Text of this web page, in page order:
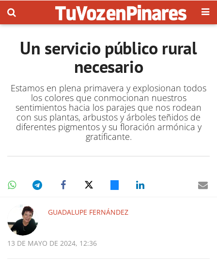
Un servicio público rural
necesario
Estamos en plena primavera y explosionan todos
los colores que conmocionan nuestros
sentimientos hacia los parajes que nos rodean
con sus plantas, arbustos y árboles teñidos de
diferentes pigmentos y su floración armónica y
gratificante.
GUADALUPE FERNÁNDEZ
13 DE MAYO DE 2024, 12:36